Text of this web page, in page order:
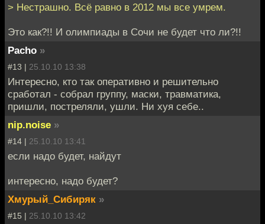
> Нестрашно. Всё равно в 2012 мы все умрем.
Это как?!! И олимпиады в Сочи не будет что ли?!!
Pacho »
#13 | 25.10.10 13:38
Интересно, кто так оперативно и решительно
сработал - собрал группу, маски, травматика,
пришли, постреляли, ушли. Ни хуя себе..
nip.noise »
#14 | 25.10.10 13:41
если надо будет, найдут
интересно, надо будет?
Хмурый_Сибиряк »
#15 | 25.10.10 13:42